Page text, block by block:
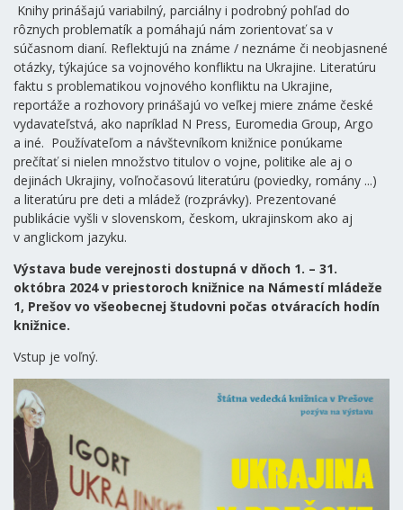
Knihy prinášajú variabilný, parciálny i podrobný pohľad do
rôznych problematík a pomáhajú nám zorientovať sa v
súčasnom dianí. Reflektujú na známe / neznáme či neobjasnené
otázky, týkajúce sa vojnového konfliktu na Ukrajine. Literatúru
faktu s problematikou vojnového konfliktu na Ukrajine,
reportáže a rozhovory prinášajú vo veľkej miere známe české
vydavateľstvá, ako napríklad N Press, Euromedia Group, Argo
a iné. Používateľom a návštevníkom knižnice ponúkame
prečítať si nielen množstvo titulov o vojne, politike ale aj o
dejinách Ukrajiny, voľnočasovú literatúru (poviedky, romány ...)
a literatúru pre deti a mládež (rozprávky). Prezentované
publikácie vyšli v slovenskom, českom, ukrajinskom ako aj
v anglickom jazyku.
Výstava bude verejnosti dostupná v dňoch 1. – 31.
októbra 2024 v priestoroch knižnice na Námestí mládeže
1, Prešov vo všeobecnej študovni počas otváracích hodín
knižnice.
Vstup je voľný.